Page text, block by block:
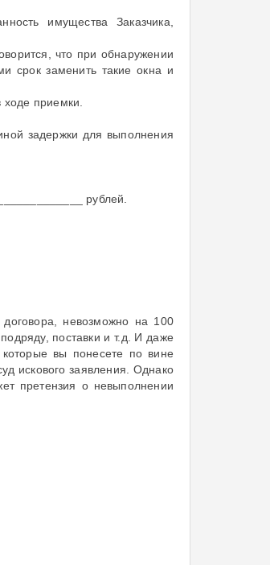
имущества Заказчика,
что при обнаружении
срок заменить такие окна и
приемки.
задержки для выполнения
рублей.
договора, невозможно на 100
поставки и т.д. И даже
вы понесете по вине
искового заявления. Однако
претензия о невыполнении